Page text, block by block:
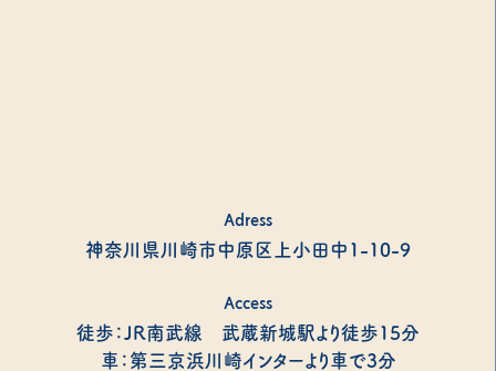
Adress
神奈川県川崎市中原区上小田中1-10-9
Access
徒歩：JR南武線 武蔵新城駅より徒歩15分
車：第三京浜川崎インターより車で3分